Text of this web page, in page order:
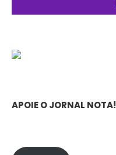
APOIE O JORNAL NOTA!